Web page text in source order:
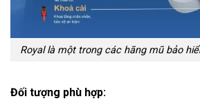
Royal là một trong các hãng mũ bảo
Đối tượng phù hợp: